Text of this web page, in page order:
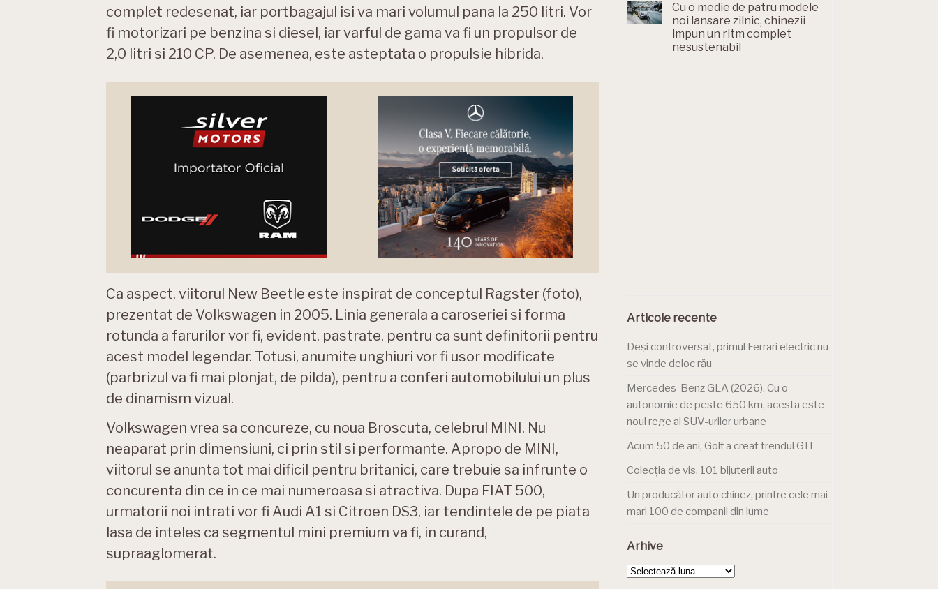
complet redesenat, iar portbagajul isi va mari volumul pana la 250 litri. Vor
fi motorizari pe benzina si diesel, iar varful de gama va fi un propulsor de
2,0 litri si 210 CP. De asemenea, este asteptata o propulsie hibrida.
Ca aspect, viitorul New Beetle este inspirat de conceptul Ragster (foto),
prezentat de Volkswagen in 2005. Linia generala a caroseriei si forma
rotunda a farurilor vor fi, evident, pastrate, pentru ca sunt definitorii pentru
acest model legendar. Totusi, anumite unghiuri vor fi usor modificate
(parbrizul va fi mai plonjat, de pilda), pentru a conferi automobilului un plus
de dinamism vizual.
Volkswagen vrea sa concureze, cu noua Broscuta, celebrul MINI. Nu
neaparat prin dimensiuni, ci prin stil si performante. Apropo de MINI,
viitorul se anunta tot mai dificil pentru britanici, care trebuie sa infrunte o
concurenta din ce in ce mai numeroasa si atractiva. Dupa FIAT 500,
urmatorii noi intrati vor fi Audi A1 si Citroen DS3, iar tendintele de pe piata
lasa de inteles ca segmentul mini premium va fi, in curand,
supraaglomerat.
Cu o medie de patru modele
noi lansare zilnic, chinezii
impun un ritm complet
nesustenabil
Articole recente
Deși controversat, primul Ferrari electric nu
se vinde deloc rău
Mercedes-Benz GLA (2026). Cu o
autonomie de peste 650 km, acesta este
noul rege al SUV-urilor urbane
Acum 50 de ani, Golf a creat trendul GTI
Colecția de vis. 101 bijuterii auto
Un producător auto chinez, printre cele mai
mari 100 de companii din lume
Arhive
Arhive